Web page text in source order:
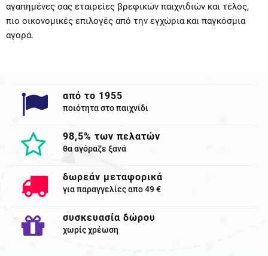
αγαπημένες σας εταιρείες βρεφικών παιχνιδιών και τέλος,
πιο οικονομικές επιλογές από την εγχώρια και παγκόσμια
αγορά.
Χρησιμες Πληροφορίες
από το 1955
ποιότητα στο παιχνίδι
98,5% των πελατών
θα αγόραζε ξανά
δωρεάν μεταφορικά
για παραγγελίες απο 49 €
συσκευασία δώρου
χωρίς χρέωση